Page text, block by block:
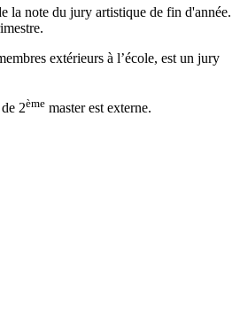
la note du jury artistique de fin d'année.
extérieurs à l’école, est un jury
2ème master est externe.